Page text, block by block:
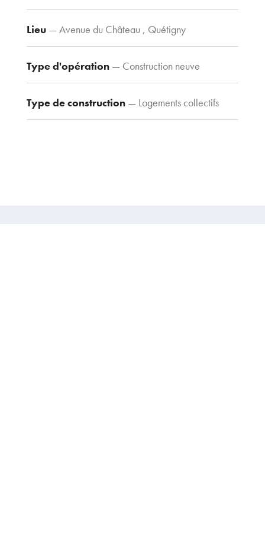
Lieu— Avenue du Château , Quétigny
Type d'opération— Construction neuve
Type de construction— Logements collectifs
Contacts
Tel : 03 80 30
39 09
Fax : 03 80 30
44 80